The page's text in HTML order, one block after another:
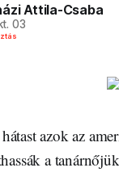
Attila-Csaba
03
azok az
a